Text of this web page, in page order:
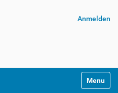
Anmelden